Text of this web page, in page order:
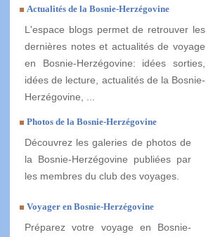
Actualités de la Bosnie-Herzégovine
L'espace blogs permet de retrouver les
dernières notes et actualités de voyage
en Bosnie-Herzégovine: idées sorties,
idées de lecture, actualités de la Bosnie-
Herzégovine, ...
Photos de la Bosnie-Herzégovine
Découvrez les galeries de photos de
la Bosnie-Herzégovine publiées par
les membres du club des voyages.
Voyager en Bosnie-Herzégovine
Préparez votre voyage en Bosnie-